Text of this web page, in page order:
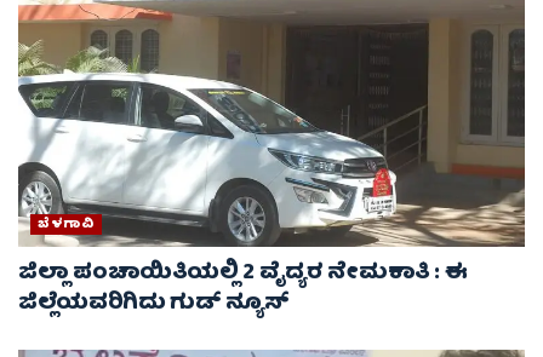
ಬೆಳಗಾವಿ
ಜಿಲ್ಲಾ ಪಂಚಾಯಿತಿಯಲ್ಲಿ 2 ವೈದ್ಯರ ನೇಮಕಾತಿ : ಈ
ಜಿಲ್ಲೆಯವರಿಗಿದು ಗುಡ್ ನ್ಯೂಸ್